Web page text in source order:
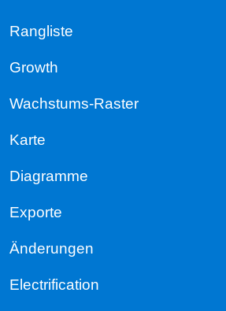
Rangliste
Growth
Wachstums-Raster
Karte
Diagramme
Exporte
Änderungen
Electrification